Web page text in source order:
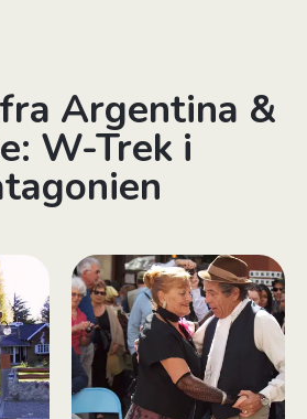
Argentina &
W-Trek i